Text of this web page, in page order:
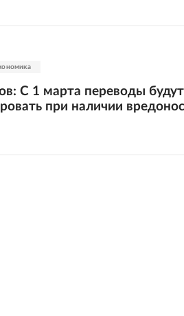
С 1 марта переводы будут
при наличии